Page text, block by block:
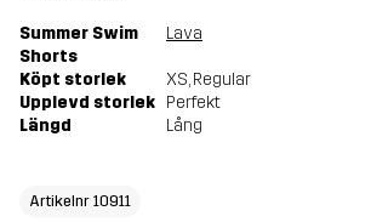
Summer Swim
Shorts
Lava
Köpt storlek XS, Regular
Upplevd storlek Perfekt
Längd
Lång
Artikelnr 10911